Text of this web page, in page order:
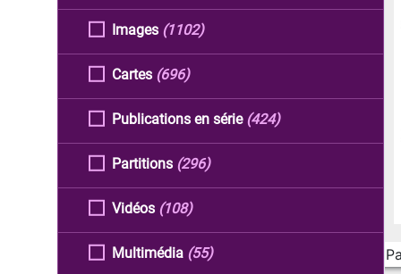
Images (1102)
Cartes (696)
Publications en série (424)
Partitions (296)
Vidéos (108)
Multimédia (55)